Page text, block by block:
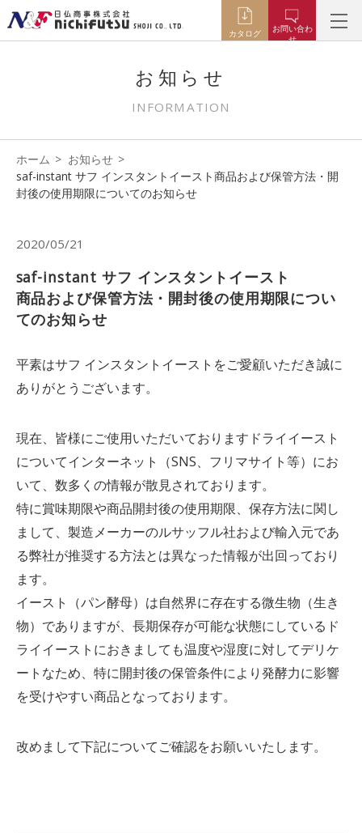
カタログ
お問い合わ
せ
お知らせ
INFORMATION
ホーム
お知らせ
saf-instant サフ インスタントイースト商品および保管方法・開
封後の使用期限についてのお知らせ
2020/05/21
saf-instant サフ インスタントイースト
商品および保管方法・開封後の使用期限につい
てのお知らせ
平素はサフ インスタントイーストをご愛顧いただき誠に
ありがとうございます。
現在、皆様にご使用いただいておりますドライイースト
についてインターネット（SNS、フリマサイト等）にお
いて、数多くの情報が散見されております。
特に賞味期限や商品開封後の使用期限、保存方法に関し
まして、製造メーカーのルサッフル社および輸入元であ
る弊社が推奨する方法とは異なった情報が出回っており
ます。
イースト（パン酵母）は自然界に存在する微生物（生き
物）でありますが、長期保存が可能な状態にしているド
ライイーストにおきましても温度や湿度に対してデリケ
ートなため、特に開封後の保管条件により発酵力に影響
を受けやすい商品となっております。
改めまして下記についてご確認をお願いいたします。